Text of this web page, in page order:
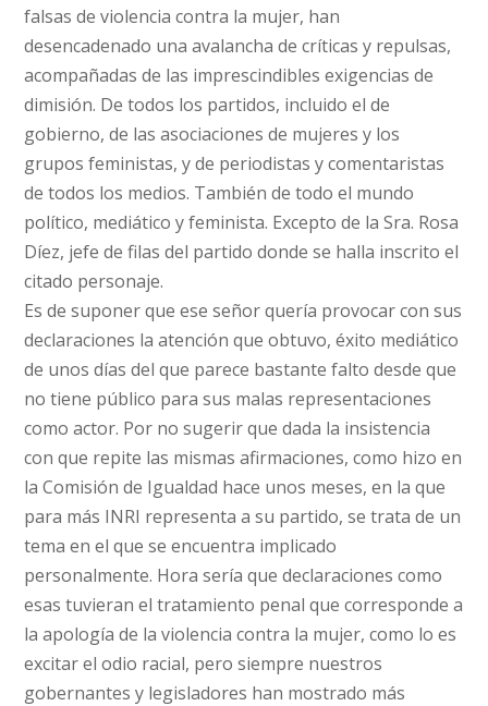
falsas de violencia contra la mujer, han
desencadenado una avalancha de críticas y repulsas,
acompañadas de las imprescindibles exigencias de
dimisión. De todos los partidos, incluido el de
gobierno, de las asociaciones de mujeres y los
grupos feministas, y de periodistas y comentaristas
de todos los medios. También de todo el mundo
político, mediático y feminista. Excepto de la Sra. Rosa
Díez, jefe de filas del partido donde se halla inscrito el
citado personaje.
Es de suponer que ese señor quería provocar con sus
declaraciones la atención que obtuvo, éxito mediático
de unos días del que parece bastante falto desde que
no tiene público para sus malas representaciones
como actor. Por no sugerir que dada la insistencia
con que repite las mismas afirmaciones, como hizo en
la Comisión de Igualdad hace unos meses, en la que
para más INRI representa a su partido, se trata de un
tema en el que se encuentra implicado
personalmente. Hora sería que declaraciones como
esas tuvieran el tratamiento penal que corresponde a
la apología de la violencia contra la mujer, como lo es
excitar el odio racial, pero siempre nuestros
gobernantes y legisladores han mostrado más